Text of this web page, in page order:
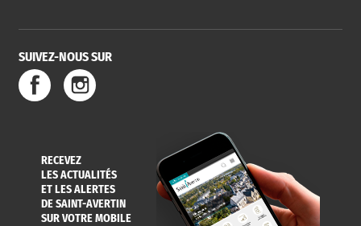
SUIVEZ-NOUS SUR
RECEVEZ
LES ACTUALITÉS
ET LES ALERTES
DE SAINT-AVERTIN
SUR VOTRE MOBILE